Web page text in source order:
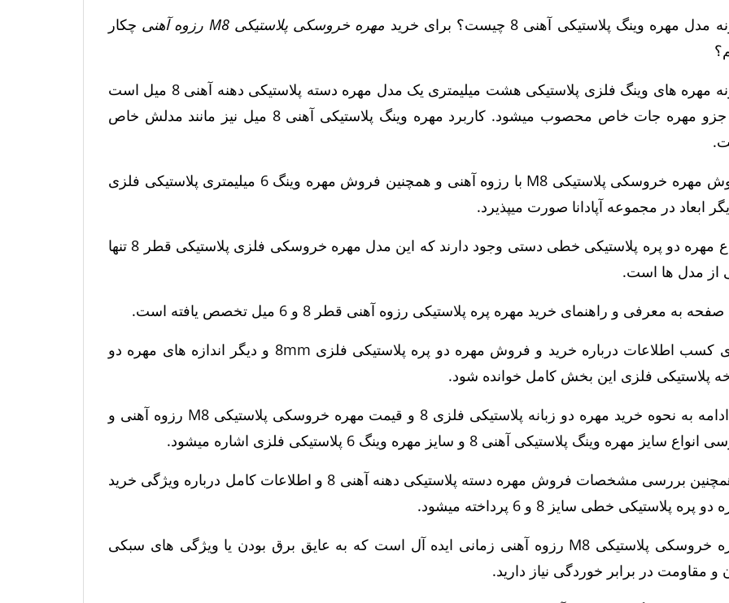
مدل مهره وینگ پلاستیکی آهنی 8 چیست؟ برای خرید مهره خروسکی پلاستیکی M8 رزوه آهنی
چکار
نمونه مهره های وینگ فلزی پلاستیکی هشت میلیمتری یک مدل مهره دسته پلاستیکی دهنه آهنی 8 میل است
که جزو مهره جات خاص محصوب میشود. کاربرد مهره وینگ پلاستیکی آهنی 8 میل نیز مانند مدلش خاص
فروش مهره خروسکی پلاستیکی M8 با رزوه آهنی و همچنین فروش مهره وینگ 6 میلیمتری پلاستیکی فلزی
ابعاد در مجموعه آپادانا صورت میپذیرد.
انواع مهره دو پره پلاستیکی خطی دستی وجود دارند که این مدل مهره خروسکی فلزی پلاستیکی قطر 8 تنها
از مدل ها است.
به معرفی و راهنمای خرید مهره پره پلاستیکی رزوه آهنی قطر 8 و 6 میل تخصص یافته است.
برای کسب اطلاعات درباره خرید و فروش مهره دو پره پلاستیکی فلزی 8mm و دیگر اندازه های مهره دو
پلاستیکی فلزی این بخش کامل خوانده شود.
در ادامه به نحوه خرید مهره دو زبانه پلاستیکی فلزی 8 و قیمت مهره خروسکی پلاستیکی M8 رزوه آهنی و
سایز مهره وینگ پلاستیکی آهنی 8 و سایز مهره وینگ 6 پلاستیکی فلزی اشاره میشود.
و همچنین بررسی مشخصات فروش مهره دسته پلاستیکی دهنه آهنی 8 و اطلاعات کامل درباره ویژگی خرید
پره پلاستیکی خطی سایز 8 و 6 پرداخته میشود.
مهره خروسکی پلاستیکی M8 رزوه آهنی زمانی ایده آل است که به عایق برق بودن یا ویژگی های سبکی
و مقاومت در برابر خوردگی نیاز دارید.